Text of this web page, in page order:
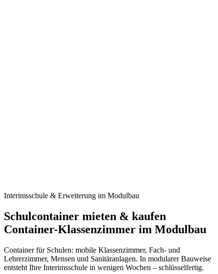
Interimsschule & Erweiterung im Modulbau
Schulcontainer mieten & kaufen
Container-Klassenzimmer im Modulbau
Container für Schulen: mobile Klassenzimmer, Fach- und
Lehrerzimmer, Mensen und Sanitäranlagen. In modularer Bauweise
entsteht Ihre Interimsschule in wenigen Wochen – schlüsselfertig.